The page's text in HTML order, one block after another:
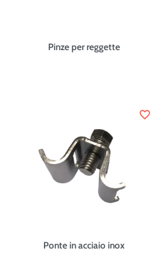
Pinze per reggette
Ponte in acciaio inox
favorite_border